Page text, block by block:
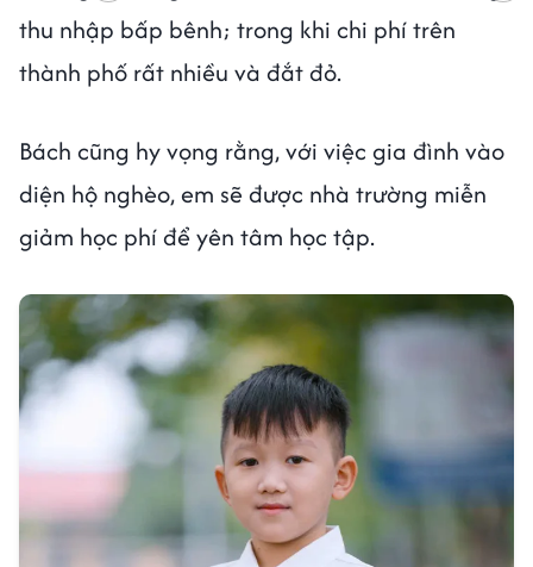
thu nhập bấp bênh; trong khi chi phí trên
thành phố rất nhiều và đắt đỏ.
Bách cũng hy vọng rằng, với việc gia đình vào
diện hộ nghèo, em sẽ được nhà trường miễn
giảm học phí để yên tâm học tập.